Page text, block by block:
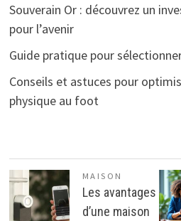
Souverain Or : découvrez un
pour l’avenir
Guide pratique pour
Conseils et astuces pour
physique au foot
MAISON
Les avantages
d’une maison